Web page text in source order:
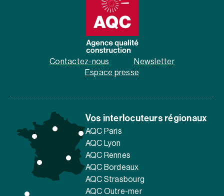
Contactez-nous
Newsletter
Espace presse
Vos interlocuteurs régionaux
AQC Paris
AQC Lyon
AQC Rennes
AQC Bordeaux
AQC Strasbourg
AQC Outre-mer